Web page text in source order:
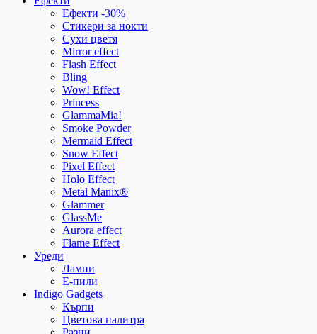
Ефекти -30%
Стикери за нокти
Сухи цветя
Mirror effect
Flash Effect
Bling
Wow! Effect
Princess
GlammaMia!
Smoke Powder
Mermaid Effect
Snow Effect
Pixel Effect
Holo Effect
Metal Manix®
Glammer
GlassMe
Aurora effect
Flame Effect
Уреди
Лампи
E-пили
Indigo Gadgets
Кърпи
Цветова палитра